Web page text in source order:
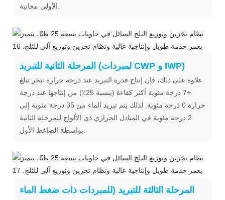
المرحلة الثانية للتبريد (لمبردات CWP و IWP)
علاوة على ذلك، فإن إنتاج قدرة التبريد عند درجة حرارة تبخر تبلغ
+7 درجة مئوية أكثر كفاءة (بنسبة 25٪) من إنتاجها عند درجة
حرارة 0 درجة مئوية. لذلك يتم تبريد الماء من 35 درجة مئوية إلى
2 درجة مئوية في المبادل الحراري ذي الألواح للمرحلة الثانية
المرحلة الثالثة للتبريد (للمبردات ذات ضغط الماء